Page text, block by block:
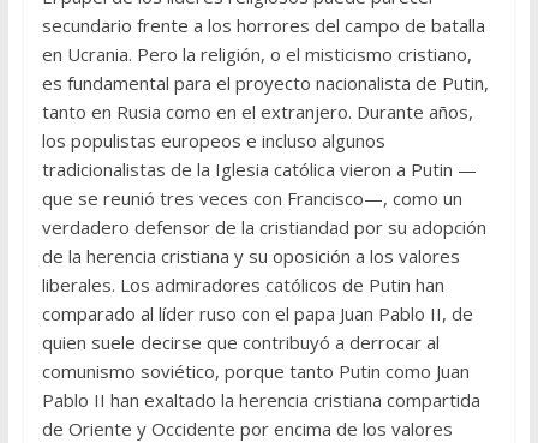
secundario frente a los horrores del campo de batalla
en Ucrania. Pero la religión, o el misticismo cristiano,
es fundamental para el proyecto nacionalista de Putin,
tanto en Rusia como en el extranjero. Durante años,
los populistas europeos e incluso algunos
tradicionalistas de la Iglesia católica vieron a Putin —
que se reunió tres veces con Francisco—, como un
verdadero defensor de la cristiandad por su adopción
de la herencia cristiana y su oposición a los valores
liberales. Los admiradores católicos de Putin han
comparado al líder ruso con el papa Juan Pablo II, de
quien suele decirse que contribuyó a derrocar al
comunismo soviético, porque tanto Putin como Juan
Pablo II han exaltado la herencia cristiana compartida
de Oriente y Occidente por encima de los valores